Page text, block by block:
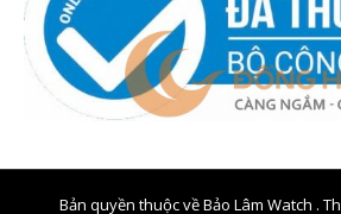
Bản quyền thuộc về Bảo Lâm Watch .